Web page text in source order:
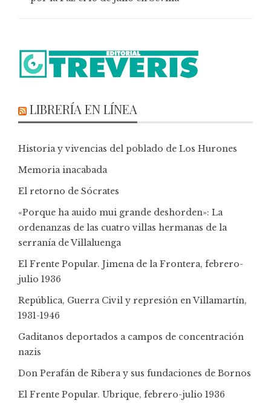
LIBRERÍA EN LÍNEA
Historia y vivencias del poblado de Los Hurones
Memoria inacabada
El retorno de Sócrates
«Porque ha auido mui grande deshorden»: La
ordenanzas de las cuatro villas hermanas de la
serranía de Villaluenga
El Frente Popular. Jimena de la Frontera, febrero-
julio 1936
República, Guerra Civil y represión en Villamartín,
1931-1946
Gaditanos deportados a campos de concentración
nazis
Don Perafán de Ribera y sus fundaciones de Bornos
El Frente Popular. Ubrique, febrero-julio 1936